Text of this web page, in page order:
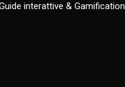
interattive & Gamification